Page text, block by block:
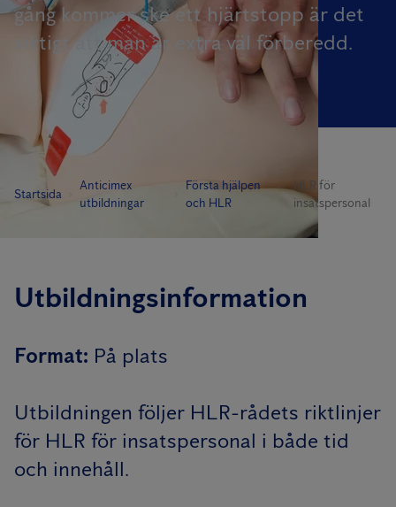
gång kommer ske ett hjärtstopp är det
viktigt att man är extra väl förberedd.
Startsida
Anticimex
utbildningar
Första hjälpen
och HLR
HLR för
insatspersonal
Utbildningsinformation
Format: På plats
Utbildningen följer HLR-rådets riktlinjer
för HLR för insatspersonal i både tid
och innehåll.